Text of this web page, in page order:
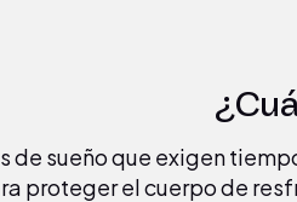
de sueño que exigen
proteger el cuerpo de